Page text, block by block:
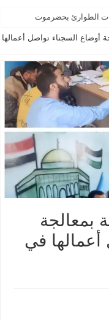
الطوارئ بحضرموت
أوضاع السجناء تواصل أعمالها
بمعالجة
أعمالها في